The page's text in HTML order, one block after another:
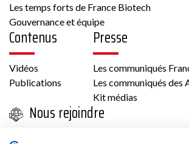
Les temps forts de France Biotech
Gouvernance et équipe
Contenus
Vidéos
Publications
Presse
Les communiqués
Les communiqués des
Kit médias
Nous rejoindre